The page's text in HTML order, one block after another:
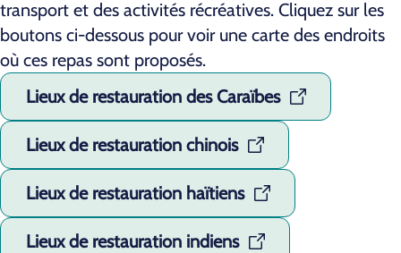
transport et des activités récréatives. Cliquez sur les
boutons ci-dessous pour voir une carte des endroits
où ces repas sont proposés.
Lieux de restauration des Caraïbes
Lieux de restauration chinois
Lieux de restauration haïtiens
Lieux de restauration indiens